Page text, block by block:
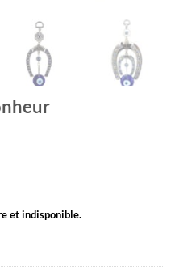
et indisponible.